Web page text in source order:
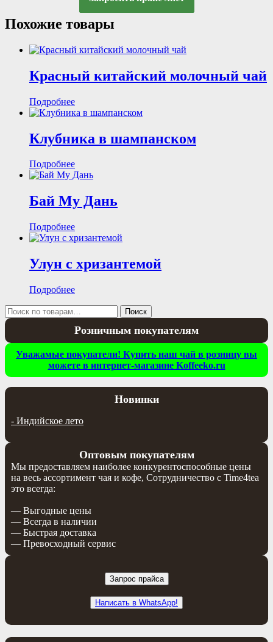
Похожие товары
Красный китайский молочный чай
Подробнее
Клубника в шампанском
Подробнее
Бай Му Дань
Подробнее
Улун с хризантемой
Подробнее
Искать:
Поиск
Розничным покупателям
Уважамые покупатели! Купить наш чай в розницу вы
можете в интернет-магазине Koffeeko.ru
Новинки
- Индийское лето
Оптовым покупателям
Мы предоставляем наиболее конкурентоспособные цены
на весь ассортимент чая и кофе, Сотрудничество с Time4tea
это всегда:
— Выгодные цены
— Всегда в наличии
— Быстрая доставка
— Превосходный сервис
Запрос прайса
Написать в WhatsApp!